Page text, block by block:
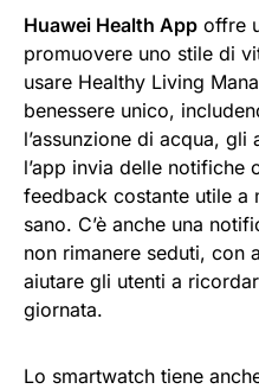
Huawei Health App offre
promuovere uno stile di
usare Healthy Living
benessere unico,
l’assunzione di acqua,
l’app invia delle
feedback costante utile a
sano. C’è anche una
non rimanere seduti, con
aiutare gli utenti a
giornata.
Lo smartwatch tiene